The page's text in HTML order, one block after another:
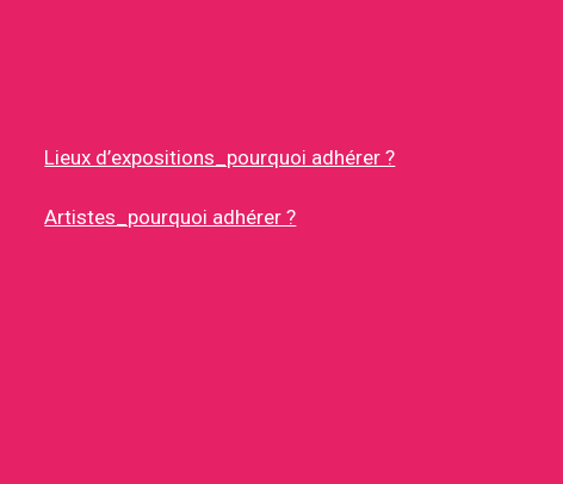
Lieux d’expositions_pourquoi adhérer ?
Artistes_pourquoi adhérer ?